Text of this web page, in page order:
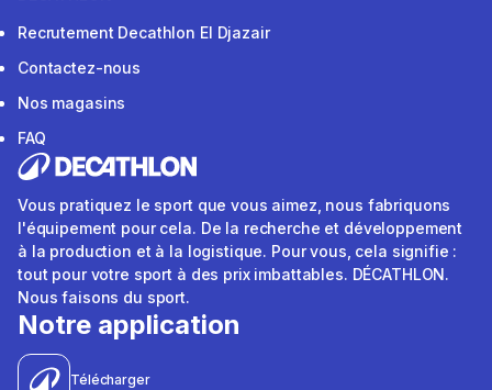
Recrutement Decathlon El Djazair
Contactez-nous
Nos magasins
FAQ
Vous pratiquez le sport que vous aimez, nous fabriquons
l'équipement pour cela. De la recherche et développement
à la production et à la logistique. Pour vous, cela signifie :
tout pour votre sport à des prix imbattables. DÉCATHLON.
Nous faisons du sport.
Notre application
Télécharger